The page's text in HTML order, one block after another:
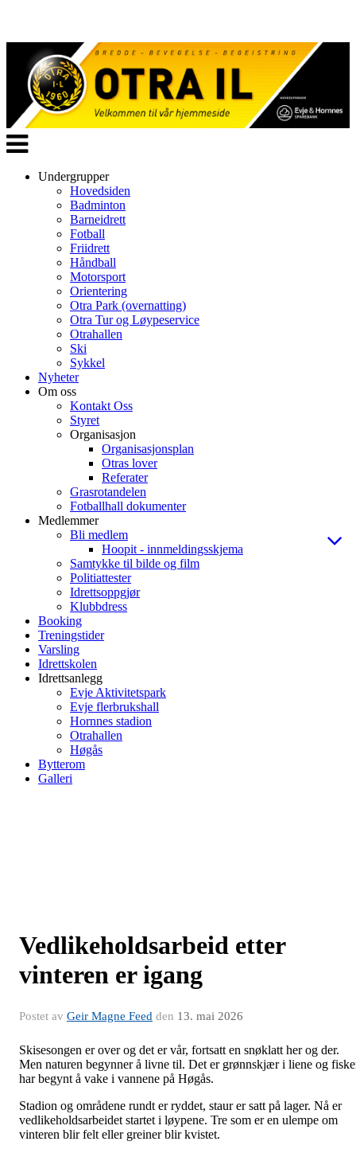
Veksle
navigasjon
Undergrupper
Hovedsiden
Badminton
Barneidrett
Fotball
Friidrett
Håndball
Motorsport
Orientering
Otra Park (overnatting)
Otra Tur og Løypeservice
Otrahallen
Ski
Sykkel
Nyheter
Om oss
Kontakt Oss
Styret
Organisasjon
Organisasjonsplan
Otras lover
Referater
Grasrotandelen
Fotballhall dokumenter
Medlemmer
Bli medlem
Hoopit - innmeldingsskjema
Samtykke til bilde og film
Politiattester
Idrettsoppgjør
Klubbdress
Booking
Treningstider
Varsling
Idrettskolen
Idrettsanlegg
Evje Aktivitetspark
Evje flerbrukshall
Hornnes stadion
Otrahallen
Høgås
Bytterom
Galleri
Vedlikeholdsarbeid etter
vinteren er igang
Postet av Geir Magne Feed den 13. mai 2026
Skisesongen er over og det er vår, fortsatt en snøklatt her og der.
Men naturen begynner å livne til. Det er grønnskjær i liene og
har begynt å vake i vannene på Høgås.
Stadion og områdene rundt er ryddet, staur er satt på lager. Nå er
vedlikeholdsarbeidet startet i løypene. Tre som er en ulempe om
vinteren blir felt eller greiner blir kvistet.